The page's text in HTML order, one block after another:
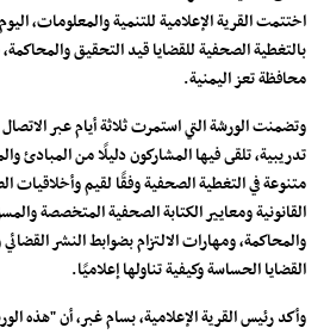
اختتمت القرية الإعلامية للتنمية والمعلومات،
محافظة تعز اليمنية.
وتضمنت الورشة التي استمرت ثلاثة أيام عبر
تدريبية، تلقى فيها المشاركون دليلًا من المبادئ
متنوعة في التغطية الصحفية وفقًا لقيم وأخلاقيات
القانونية ومعايير الكتابة الصحفية المتخصصة
والمحاكمة، ومهارات الالتزام بضوابط النشر
القضايا الحساسة وكيفية تناولها إعلاميًا.
وأكد رئيس القرية الإعلامية، بسام غبر، أن "هذه